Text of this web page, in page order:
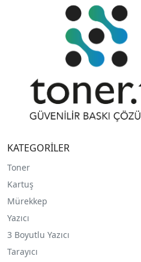
KATEGORİLER
Toner
Kartuş
Mürekkep
Yazıcı
3 Boyutlu Yazıcı
Tarayıcı